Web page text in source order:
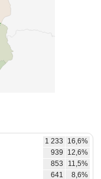
1 233
16,6%
939
12,6%
853
11,5%
641
8,6%